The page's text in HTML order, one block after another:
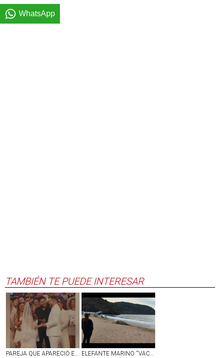
WhatsApp
TAMBIÉN TE PUEDE INTERESAR
PAREJA QUE APARECIÓ EN SHOW DE MEDIO TIEMPO DEL SUPER BOWL SE CASÓ DE VERDAD EN ESE MOMENTO ELEFANTE MARINO ''VACACIONA'' EN PLAYAS DE NAYARIT; LO LLAMAN ''PANCHITO'' | VIDEO